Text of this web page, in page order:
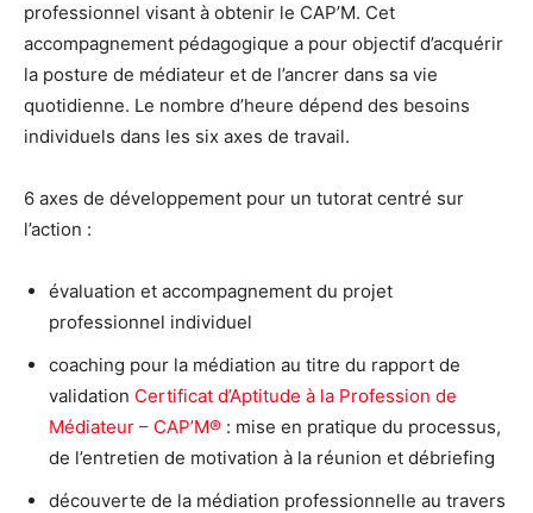
professionnel visant à obtenir le CAP’M. Cet
accompagnement pédagogique a pour objectif d’acquérir
la posture de médiateur et de l’ancrer dans sa vie
quotidienne. Le nombre d’heure dépend des besoins
individuels dans les six axes de travail.
6 axes de développement pour un tutorat centré sur
l’action :
évaluation et accompagnement du projet
professionnel individuel
coaching pour la médiation au titre du rapport de
validation Certificat d’Aptitude à la Profession de
Médiateur – CAP’M® : mise en pratique du processus,
de l’entretien de motivation à la réunion et débriefing
découverte de la médiation professionnelle au travers